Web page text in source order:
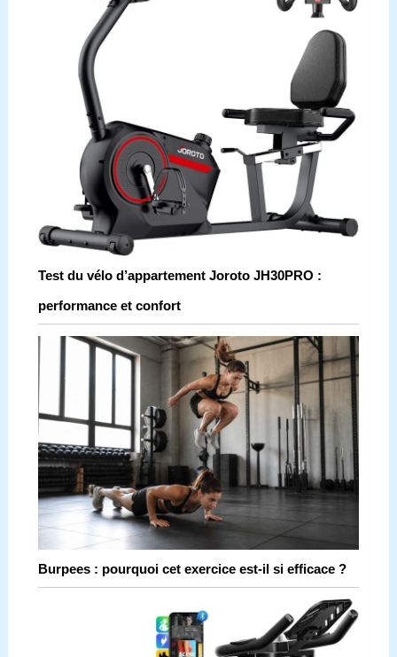
Test du vélo d’appartement Joroto JH30PRO :
performance et confort
Burpees : pourquoi cet exercice est-il si efficace ?